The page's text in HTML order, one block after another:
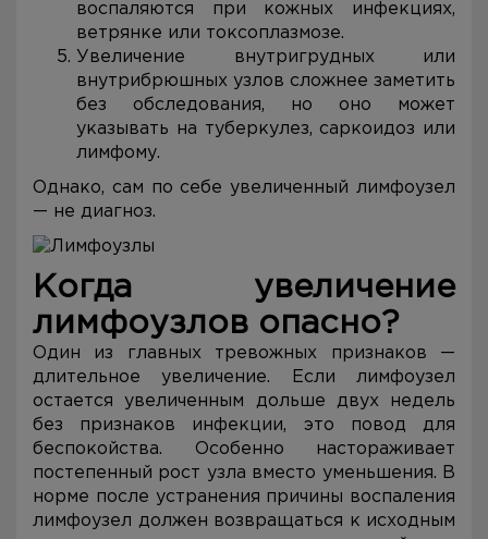
воспаляются при кожных инфекциях,
ветрянке или токсоплазмозе.
Увеличение внутригрудных или
внутрибрюшных узлов сложнее заметить
без обследования, но оно может
указывать на туберкулез, саркоидоз или
лимфому.
Однако, сам по себе увеличенный лимфоузел
— не диагноз.
Когда увеличение
лимфоузлов опасно?
Один из главных тревожных признаков —
длительное увеличение. Если лимфоузел
остается увеличенным дольше двух недель
без признаков инфекции, это повод для
беспокойства. Особенно настораживает
постепенный рост узла вместо уменьшения. В
норме после устранения причины воспаления
лимфоузел должен возвращаться к исходным